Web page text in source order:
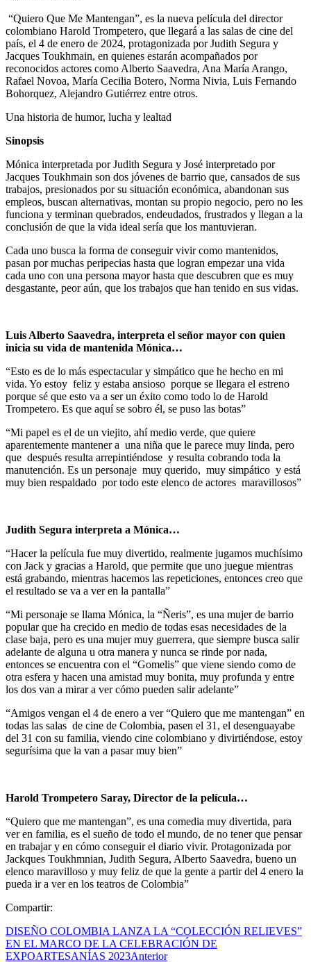
“Quiero Que Me Mantengan”, es la nueva película del director
colombiano Harold Trompetero, que llegará a las salas de cine del
país, el 4 de enero de 2024, protagonizada por Judith Segura y
Jacques Toukhmain, en quienes estarán acompañados por
reconocidos actores como Alberto Saavedra, Ana María Arango,
Rafael Novoa, María Cecilia Botero, Norma Nivia, Luis Fernando
Bohorquez, Alejandro Gutiérrez entre otros.
Una historia de humor, lucha y lealtad
Sinopsis
Mónica interpretada por Judith Segura y José interpretado por
Jacques Toukhmain son dos jóvenes de barrio que, cansados de sus
trabajos, presionados por su situación económica, abandonan sus
empleos, buscan alternativas, montan su propio negocio, pero no les
funciona y terminan quebrados, endeudados, frustrados y llegan a la
conclusión de que la vida ideal sería que los mantuvieran.
Cada uno busca la forma de conseguir vivir como mantenidos,
pasan por muchas peripecias hasta que logran empezar una vida
cada uno con una persona mayor hasta que descubren que es muy
desgastante, peor aún, que los trabajos que han tenido en sus vidas.
Luis Alberto Saavedra, interpreta el señor mayor con quien
inicia su vida de mantenida Mónica…
“Esto es de lo más espectacular y simpático que he hecho en mi
vida. Yo estoy feliz y estaba ansioso porque se llegara el estreno
porque sé que esto va a ser un éxito como todo lo de Harold
Trompetero. Es que aquí se sobro él, se puso las botas”
“Mi papel es el de un viejito, ahí medio verde, que quiere
aparentemente mantener a una niña que le parece muy linda, pero
que después resulta arrepintiéndose y resulta cobrando toda la
manutención. Es un personaje muy querido, muy simpático y está
muy bien respaldado por todo este elenco de actores maravillosos”
Judith Segura interpreta a Mónica…
“Hacer la película fue muy divertido, realmente jugamos muchísimo
con Jack y gracias a Harold, que permite que uno juegue mientras
está grabando, mientras hacemos las repeticiones, entonces creo que
el resultado se va a ver en la pantalla”
“Mi personaje se llama Mónica, la “Ñeris”, es una mujer de barrio
popular que ha crecido en medio de todas esas necesidades de la
clase baja, pero es una mujer muy guerrera, que siempre busca salir
adelante de alguna u otra manera y nunca se rinde por nada,
entonces se encuentra con el “Gomelis” que viene siendo como de
otra esfera y hacen una amistad muy bonita, muy profunda y entre
los dos van a mirar a ver cómo pueden salir adelante”
“Amigos vengan el 4 de enero a ver “Quiero que me mantengan” en
todas las salas de cine de Colombia, pasen el 31, el desenguayabe
del 31 con su familia, viendo cine colombiano y divirtiéndose, estoy
segurísima que la van a pasar muy bien”
Harold Trompetero Saray, Director de la película…
“Quiero que me mantengan”, es una comedia muy divertida, para
ver en familia, es el sueño de todo el mundo, de no tener que pensar
en trabajar y en cómo conseguir el diario vivir. Protagonizada por
Jackques Toukhmnian, Judith Segura, Alberto Saavedra, bueno un
elenco maravilloso y muy feliz de que la gente a partir del 4 enero la
pueda ir a ver en los teatros de Colombia”
Compartir:
DISEÑO COLOMBIA LANZA LA “COLECCIÓN RELIEVES”
EN EL MARCO DE LA CELEBRACIÓN DE
EXPOARTESANÍAS 2023Anterior